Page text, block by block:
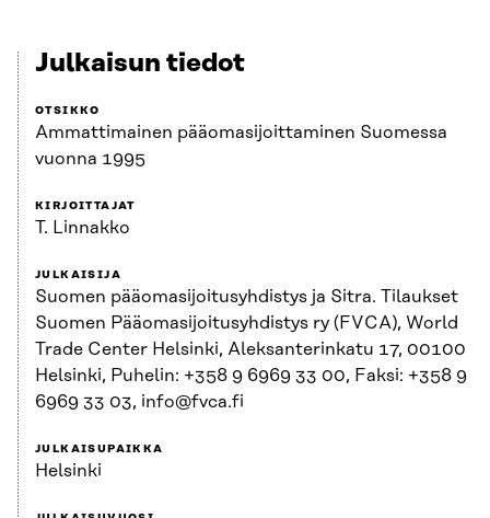
Julkaisun tiedot
OTSIKKO
Ammattimainen pääomasijoittaminen Suomessa
vuonna 1995
KIRJOITTAJAT
T. Linnakko
JULKAISIJA
Suomen pääomasijoitusyhdistys ja Sitra. Tilaukset
Suomen Pääomasijoitusyhdistys ry (FVCA), World
Trade Center Helsinki, Aleksanterinkatu 17, 00100
Helsinki, Puhelin: +358 9 6969 33 00, Faksi: +358 9
6969 33 03, info@fvca.fi
JULKAISUPAIKKA
Helsinki